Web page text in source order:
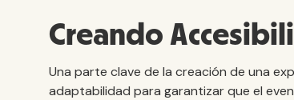
Creando
Una parte clave de la creación de una
adaptabilidad para garantizar que el